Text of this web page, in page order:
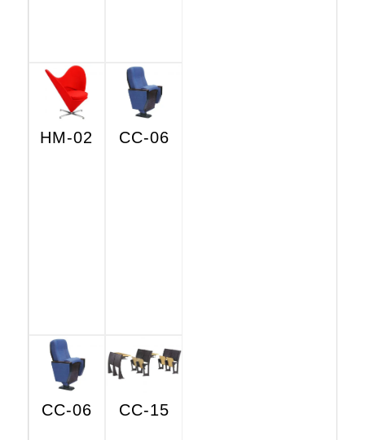
HM-02 CC-06
CC-06 CC-15